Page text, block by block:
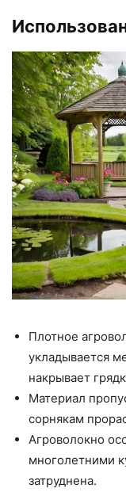
Плотное
укладывается
накрывает
Материал
сорнякам
Агроволокно
многолетними
затруднена.